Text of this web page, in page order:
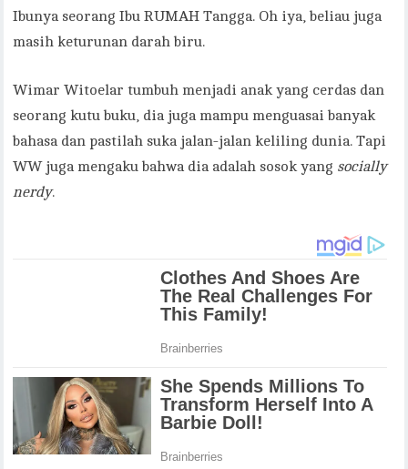
Ibunya seorang Ibu RUMAH Tangga. Oh iya, beliau juga
masih keturunan darah biru.
Wimar Witoelar tumbuh menjadi anak yang cerdas dan
seorang kutu buku, dia juga mampu menguasai banyak
bahasa dan pastilah suka jalan-jalan keliling dunia. Tapi
WW juga mengaku bahwa dia adalah sosok yang socially
nerdy.